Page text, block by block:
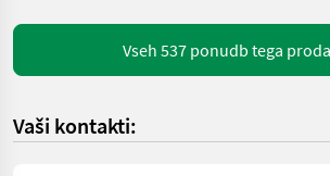
Vseh 537 ponudb tega
Vaši kontakti: